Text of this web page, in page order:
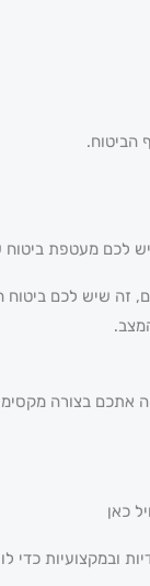
הביטוח.
לכם מעטפת
זה שיש לכם ביטוח
בצורה
כאן
ובמקצועיות